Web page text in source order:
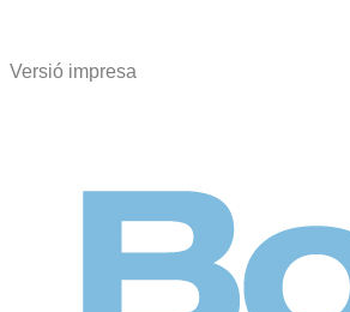
Versió impresa